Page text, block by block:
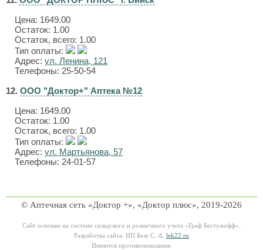
Цена: 1649.00
Остаток: 1.00
Остаток, всего: 1.00
Тип оплаты:
Адрес: ул. Ленина, 121
Телефоны: 25-50-54
12. ООО "Доктор+" Аптека №12
Цена: 1649.00
Остаток: 1.00
Остаток, всего: 1.00
Тип оплаты:
Адрес: ул. Мартьянова, 57
Телефоны: 24-01-57
© Аптечная сеть «Доктор +», «Доктор плюс», 2019-2026
Сайт основан на системе складского и розничного учета «Граф Бестужефф».
Разработка сайта: ИП Безе С. А. lek22.ru
Имеются противопоказания.